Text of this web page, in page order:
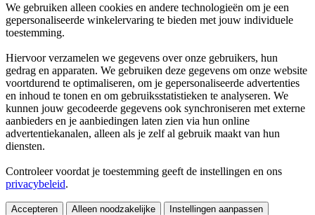
We gebruiken alleen cookies en andere technologieën om je een
gepersonaliseerde winkelervaring te bieden met jouw individuele
toestemming.
Hiervoor verzamelen we gegevens over onze gebruikers, hun
gedrag en apparaten. We gebruiken deze gegevens om onze website
voortdurend te optimaliseren, om je gepersonaliseerde advertenties
en inhoud te tonen en om gebruiksstatistieken te analyseren. We
kunnen jouw gecodeerde gegevens ook synchroniseren met externe
aanbieders en je aanbiedingen laten zien via hun online
advertentiekanalen, alleen als je zelf al gebruik maakt van hun
diensten.
Controleer voordat je toestemming geeft de instellingen en ons
privacybeleid.
Accepteren Alleen noodzakelijke Instellingen aanpassen